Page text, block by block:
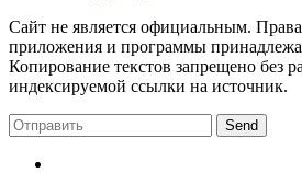
Сайт не является официальным.
приложения и программы
Копирование текстов запрещено без
индексируемой ссылки на источник.
Send